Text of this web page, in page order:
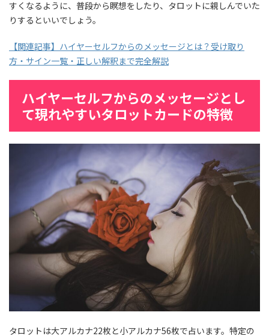
すくなるように、普段から瞑想をしたり、タロットに親しんでいた
りするといいでしょう。
【関連記事】ハイヤーセルフからのメッセージとは？受け取り
方・サイン一覧・正しい解釈まで完全解説
ハイヤーセルフからのメッセージとし
て現れやすいタロットカードの特徴
タロットは大アルカナ22枚と小アルカナ56枚で占います。特定の